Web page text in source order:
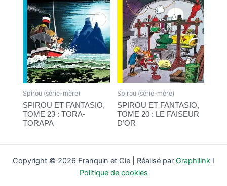
Spirou (série-mère)
SPIROU ET FANTASIO,
TOME 23 : TORA-
TORAPA
Spirou (série-mère)
SPIROU ET FANTASIO,
TOME 20 : LE FAISEUR
D’OR
Copyright © 2026 Franquin et Cie | Réalisé par Graphilink I
Politique de cookies